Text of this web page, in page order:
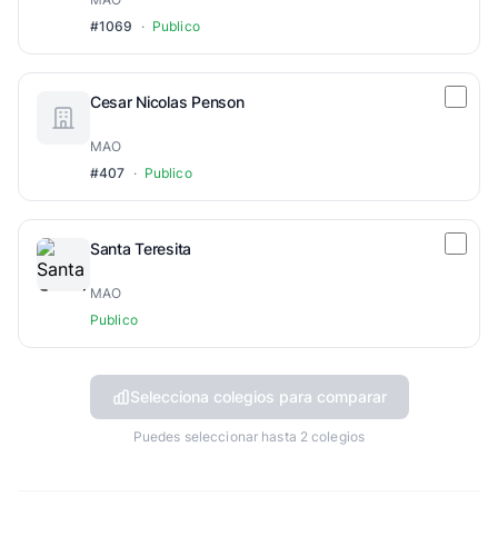
#1069
· Publico
Cesar Nicolas Penson
MAO
#407 · Publico
Santa Teresita
MAO
Publico
Selecciona colegios para comparar
Puedes seleccionar hasta 2 colegios